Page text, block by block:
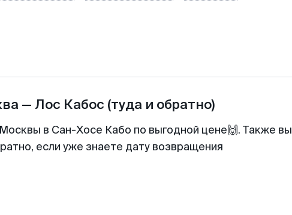
— Лос Кабос (туда и обратно)
в Сан-Хосе Кабо по выгодной цене🙌. Также вы
если уже знаете дату возвращения